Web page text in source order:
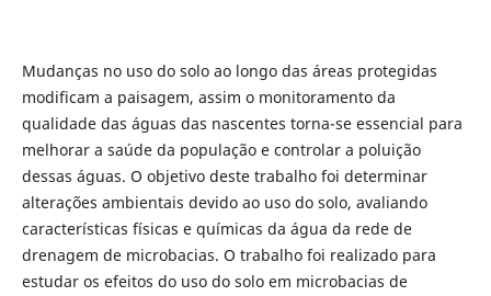
Mudanças no uso do solo ao longo das áreas protegidas
modificam a paisagem, assim o monitoramento da
qualidade das águas das nascentes torna-se essencial para
melhorar a saúde da população e controlar a poluição
dessas águas. O objetivo deste trabalho foi determinar
alterações ambientais devido ao uso do solo, avaliando
características físicas e químicas da água da rede de
drenagem de microbacias. O trabalho foi realizado para
estudar os efeitos do uso do solo em microbacias de